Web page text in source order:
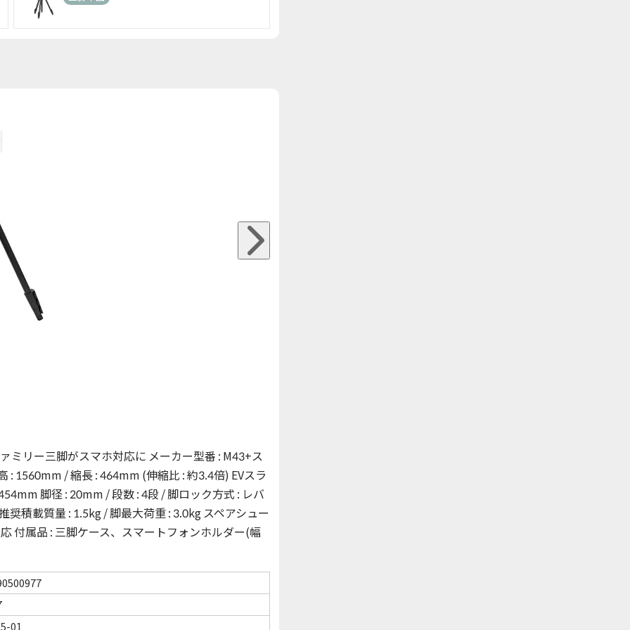
ミリー三脚がスマホ対応に メーカー型番 : M43+ス
1560mm / 縮長 : 464mm (伸縮比 : 約3.4倍) EVスラ
脚径 : 20mm / 段数 : 4段 / 脚ロック方式 : レバ
奨積載質量 : 1.5kg / 脚最大荷重 : 3.0kg スペアシュー
付属品 : 三脚ケース、スマートフォンホルダー(幅
01